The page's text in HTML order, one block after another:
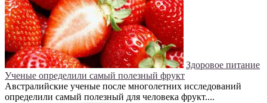
Здоровое питание
Ученые определили самый полезный фрукт
Австралийские ученые после многолетних исследований
определили самый полезный для человека фрукт....